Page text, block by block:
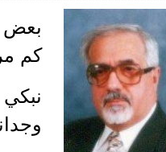
بعض
كم
نبكي